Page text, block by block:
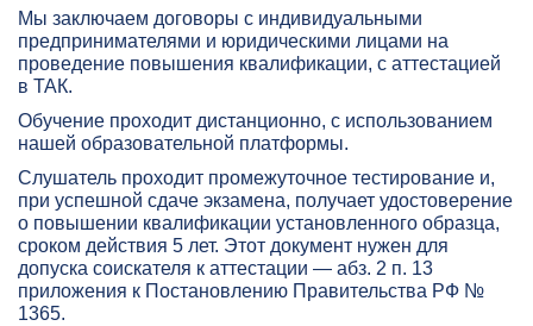
Мы заключаем договоры с индивидуальными
предпринимателями и юридическими лицами на
проведение повышения квалификации, с аттестацией
в ТАК.
Обучение проходит дистанционно, с использованием
нашей образовательной платформы.
Слушатель проходит промежуточное тестирование и,
при успешной сдаче экзамена, получает удостоверение
о повышении квалификации установленного образца,
сроком действия 5 лет. Этот документ нужен для
допуска соискателя к аттестации — абз. 2 п. 13
приложения к Постановлению Правительства РФ №
1365.